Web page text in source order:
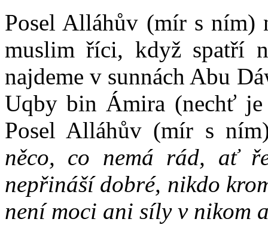
Posel Alláhův (mír s ním)
muslim říci, když spatří
najdeme v sunnách Abu
Uqby bin Ámira (nechť
Posel Alláhův (mír s
něco, co nemá rád, ať
nepřináší dobré, nikdo
není moci ani síly v nikom